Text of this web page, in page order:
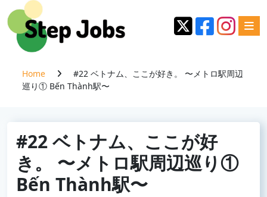
Home
#22 ベトナム、ここが好き。 〜メトロ駅周辺
巡り① Bến Thành駅〜
#22 ベトナム、ここが好
き。 〜メトロ駅周辺巡り①
Bến Thành駅〜